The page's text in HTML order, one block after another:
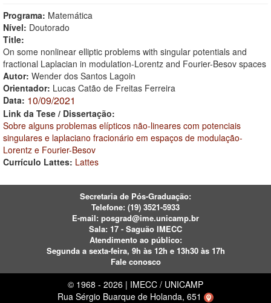
Programa: Matemática
Nível: Doutorado
Title:
On some nonlinear elliptic problems with singular potentials and
fractional Laplacian in modulation-Lorentz and Fourier-Besov spaces
Autor: Wender dos Santos Lagoin
Orientador: Lucas Catão de Freitas Ferreira
Data: 10/09/2021
Link da Tese / Dissertação:
Sobre alguns problemas elípticos não-lineares com potenciais
singulares e laplaciano fracionário em espaços de modulação-
Lorentz e Fourier-Besov
Currículo Lattes: Lattes
Secretaria de Pós-Graduação:
Telefone: (19) 3521-5933
E-mail: posgrad@ime.unicamp.br
Sala: 17 - Saguão IMECC
Atendimento ao público:
Segunda a sexta-feira, 9h às 12h e 13h30 às 17h
Fale conosco
© 1968 - 2026 | IMECC / UNICAMP
Rua Sérgio Buarque de Holanda, 651